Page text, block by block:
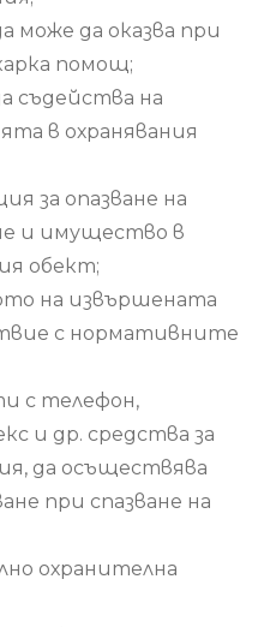
може да оказва при
помощ;
съдейства на
в охранявания
за опазване на
и имущество в
обект;
на извършената
с нормативните
с телефон,
и др. средства за
да осъществява
при спазване на
охранителна